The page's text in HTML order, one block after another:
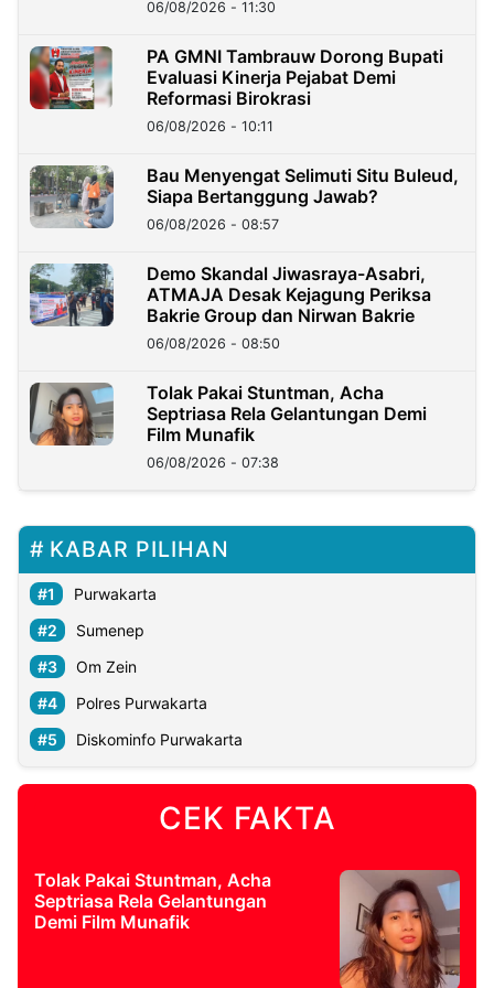
06/08/2026 - 11:30
PA GMNI Tambrauw Dorong Bupati
Evaluasi Kinerja Pejabat Demi
Reformasi Birokrasi
06/08/2026 - 10:11
Bau Menyengat Selimuti Situ Buleud,
Siapa Bertanggung Jawab?
06/08/2026 - 08:57
Demo Skandal Jiwasraya-Asabri,
ATMAJA Desak Kejagung Periksa
Bakrie Group dan Nirwan Bakrie
06/08/2026 - 08:50
Tolak Pakai Stuntman, Acha
Septriasa Rela Gelantungan Demi
Film Munafik
06/08/2026 - 07:38
KABAR PILIHAN
Purwakarta
Sumenep
Om Zein
Polres Purwakarta
Diskominfo Purwakarta
CEK FAKTA
Tolak Pakai Stuntman, Acha
Septriasa Rela Gelantungan
Demi Film Munafik